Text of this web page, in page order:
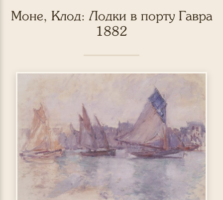
Моне, Клод: Лодки в порту Гавра
1882